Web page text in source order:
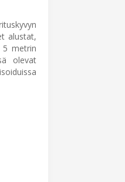
alustat,
5 metrin
olevat